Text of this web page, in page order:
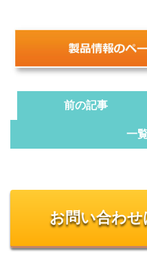
前の記事
一
お問い合わ